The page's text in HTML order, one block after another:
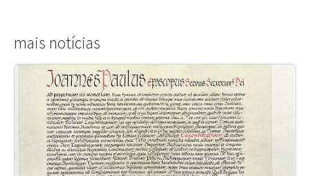
mais notícias